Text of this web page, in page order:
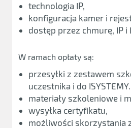
technologia IP,
konfiguracja kamer i
dostęp przez chmurę, IP i
W ramach opłaty są:
przesyłki z zestawem
uczestnika i do
materiały szkoleniowe i
wysyłka certyfikatu,
możliwości skorzystania